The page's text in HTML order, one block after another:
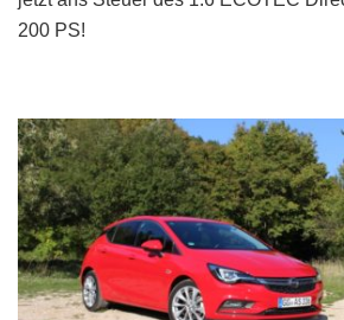
200 PS!